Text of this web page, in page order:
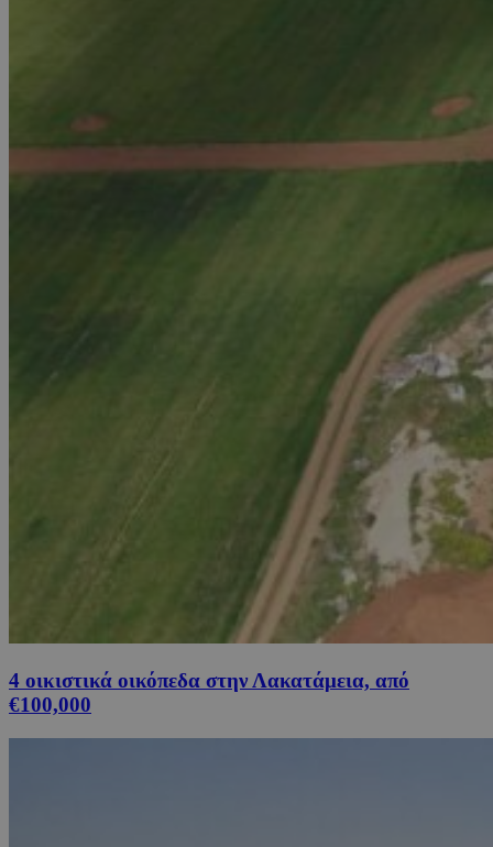
4 οικιστικά οικόπεδα στην Λακατάμεια, από
€100,000